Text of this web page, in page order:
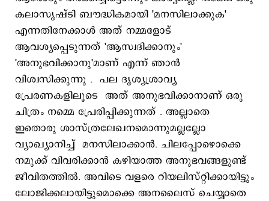
കലാസൃഷ്ടി ബൗദ്ധികമായി 'മനസിലാക്കുക'
എന്നതിനേക്കാൾ അത് നമ്മളോട്
ആവശ്യപ്പെടുന്നത് 'ആസ്വദിക്കാനും'
'അനുഭവിക്കാനു'മാണ് എന്ന് ഞാൻ
വിശ്വസിക്കുന്നു . പല ദൃശ്യശ്രാവ്യ
പ്രേരണകളിലൂടെ അത് അനുഭവിക്കാനാണ് ഒരു
ചിത്രം നമ്മെ പ്രേരിപ്പിക്കുന്നത് . അല്ലാതെ
ഇതൊരു ശാസ്ത്രലേഖനമൊന്നുമല്ലല്ലോ
വ്യാഖ്യാനിച്ച് മനസിലാക്കാൻ. ചിലപ്പോഴൊക്കെ
നമുക്ക് വിവരിക്കാന്‍ കഴിയാത്ത അനുഭവങ്ങളുണ്ട്
ജീവിതത്തിൽ. അവിടെ വളരെ റിയലിസ്റ്റിക്കായിട്ടും
ലോജിക്കലായിട്ടുമൊക്കെ അനലൈസ് ചെയ്യാതെ